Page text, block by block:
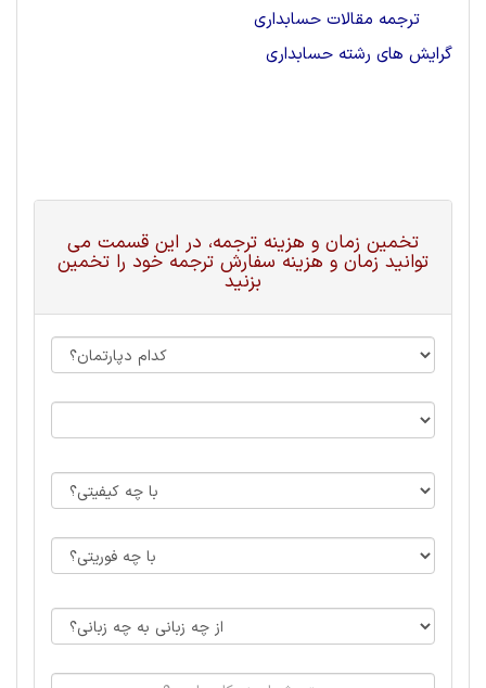
ترجمه مقالات حسابداری
گرایش های رشته حسابداری
تخمین زمان و هزینه ترجمه، در این قسمت می
توانید زمان و هزینه سفارش ترجمه خود را تخمین
بزنید